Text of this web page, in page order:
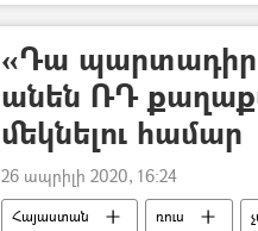
«Դա պարտադիր
անեն ՌԴ
մեկնելու համար
26 ապրիլի 2020, 16:24
Հայաստան ռուս